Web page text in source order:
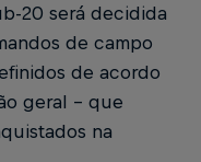
20 será decidida
de campo
de acordo
geral - que
na